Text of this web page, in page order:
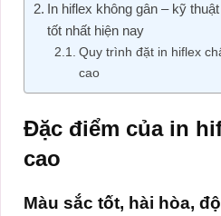
In hiflex không gân – kỹ
tốt nhất hiện nay
Quy trình đặt in hiflex
cao
Đặc điểm của in
cao
Màu sắc tốt, hài hòa,